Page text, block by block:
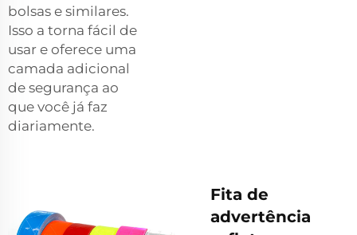
bolsas e similares.
Isso a torna fácil de
usar e oferece uma
camada adicional
de segurança ao
que você já faz
diariamente.
Fita de
advertência